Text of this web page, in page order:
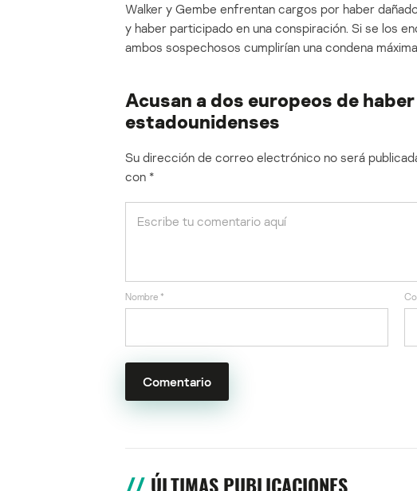
Walker y Gembe enfrentan cargos por haber
y haber participado en una conspiración. Si se los
ambos sospechosos cumplirían una condena
Acusan a dos europeos de
estadounidenses
Su dirección de correo electrónico no será
con *
Nombre *
ÚLTIMAS PUBLICACIONES